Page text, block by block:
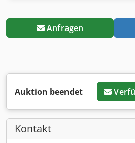
Anfragen
Auktion beendet
Kontakt